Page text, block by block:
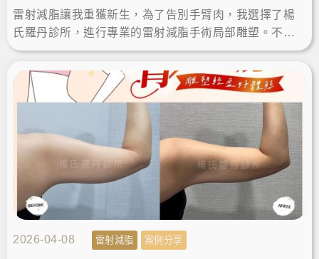
雷射減脂讓我重獲新生，為了告別手臂肉，我選擇了楊
氏羅丹診所，進行專業的雷射減脂手術局部雕塑。不僅
成功瘦手臂，術後的減脂成果也讓我滿意，終於能自信
穿上無袖上衣！
2026-04-08 雷射減脂 案例分享